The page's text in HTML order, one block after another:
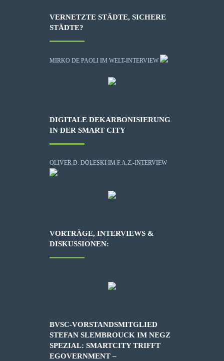
VERNETZTE STÄDTE, SICHERE
STÄDTE?
MIRKO DE PAOLI IM WELT-INTERVIEW
DIGITALE DEKARBONISIERUNG
IN DER SMART CITY
OLIVER D. DOLESKI IM F.A.Z.-INTERVIEW
VORTRÄGE, INTERVIEWS &
DISKUSSIONEN:
BVSC-VORSTANDSMITGLIED
STEFAN SLEMBROUCK IM NEGZ
SPEZIAL: SMARTCITY TRIFFT
EGOVERNMENT –